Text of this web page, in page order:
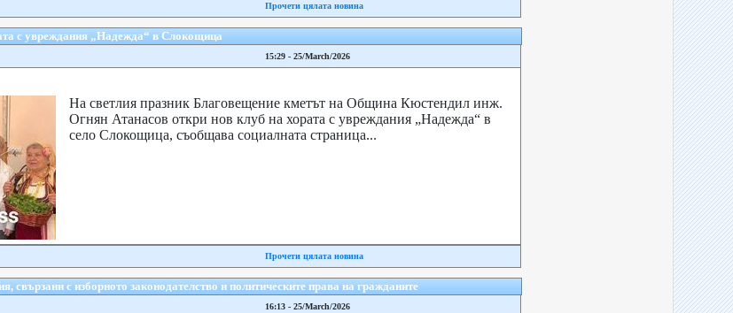
Прочети цялата новина
с увреждания „Надежда“ в Слокощица
15:29 - 25/March/2026
На светлия празник Благовещение кметът на Община Кюстендил инж.
Огнян Атанасов откри нов клуб на хората с увреждания „Надежда“ в
село Слокощица, съобщава социалната страница...
Прочети цялата новина
с изборното законодателство и политическите права на гражданите
16:13 - 25/March/2026